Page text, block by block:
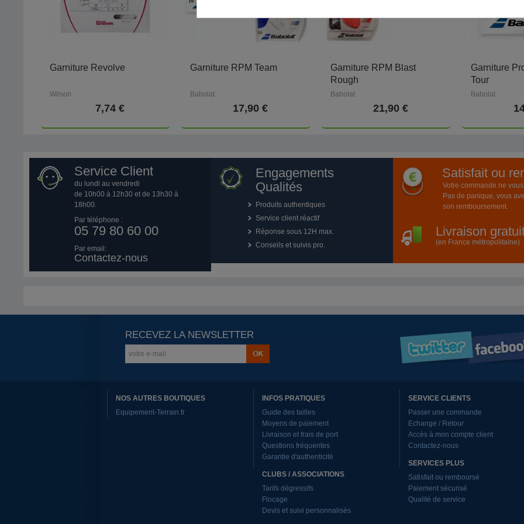
Garniture Revolve
Wilson
7,74 €
Garniture RPM Team
Babolat
17,90 €
Garniture RPM Blast
Rough
Babolat
21,90 €
Garniture
Tour
Babolat
Service Client
du lundi au vendredi
de 10h00 à 12h30 et de 13h30 à
18h00.
Par téléphone :
05 79 80 60 00
Par email:
Contactez-nous
Engagements
Qualités
Produits authentiques
Service client réactif
Réponse sous 12H max.
Conseils et suivis pro.
Satisfait ou
Votre commande ne
Pas de panique, vous
son remboursement.
Livraison
(en France métropolitaine)
RECEVEZ LA NEWSLETTER
NOS AUTRES BOUTIQUES
Equipement-Terrain.fr
INFOS PRATIQUES
Guide des tailles
Moyens de paiement
Livraison et frais de port
Questions fréquentes
Garantie d'authenticité
CLUBS / ASSOCIATIONS
Tarifs dégressifs
Flocage
Devis et suivi personnalisés
SERVICE CLIENTS
Passer une commande
Echange / Retour
Accès à mon compte client
Contactez-nous
SERVICES PLUS
Satisfait ou remboursé
Paiement sécurisé
Qualité de service